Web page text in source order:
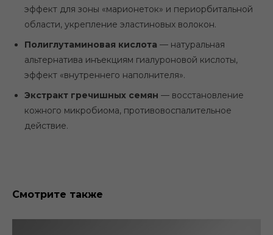
эффект для зоны «марионеток» и периорбитальной
области, укрепление эластиновых волокон.
Полиглутаминовая кислота — натуральная
альтернатива инъекциям гиалуроновой кислоты,
эффект «внутреннего наполнителя».
Экстракт гречишных семян — восстановление
кожного микробиома, противовоспалительное
действие.
Смотрите также